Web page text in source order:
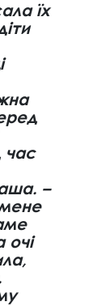
їх
час
–
очі